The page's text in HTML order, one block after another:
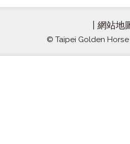
網站地
© Taipei Golden